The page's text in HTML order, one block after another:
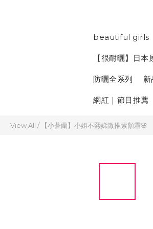
beautiful girls
【很耐曬】日
防曬全系列
網紅｜節目推薦
View All / 【小蒼蘭】小姐不熙娣激推素顏霜🌸